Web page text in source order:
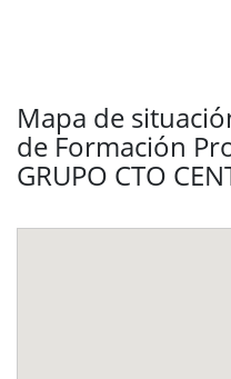
Mapa de
de Formación
GRUPO CTO